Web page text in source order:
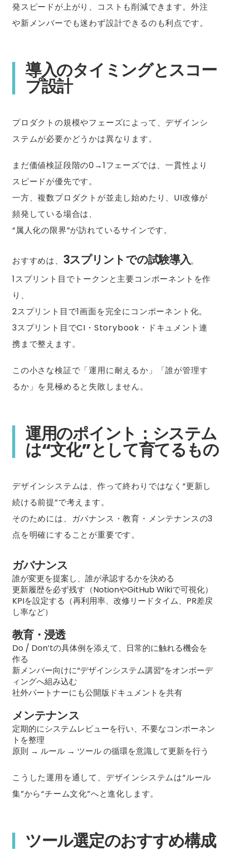
発スピードが上がり、コストも削減できます。外注
や新メンバーでも迷わず設計できるのも利点です。
導入のタイミングとスコー
プ設計
プロダクトの規模やフェーズによって、デザインシ
ステムが必要かどうかは異なります。
まだ価値検証段階の0→1フェーズでは、一貫性より
スピードが優先です。
一方、複数プロダクトが並走し始めたり、UI改修が
頻発している場合は、
“属人化の限界”が訪れているサインです。
おすすめは、 3スプリントでの試験導入。
1スプリント目でトークンと主要コンポーネントを作
り、
2スプリント目で1画面を完全にコンポーネント化。
3スプリント目でCI・Storybook・ドキュメント連
携まで整えます。
この小さな検証で「運用に耐えるか」「誰が管理す
るか」を見極めると失敗しません。
運用のポイント：システム
は“文化”として育てるもの
デザインシステムは、作って終わりではなく“更新し
続ける前提”で考えます。
そのためには、ガバナンス・教育・メンテナンスの3
点を明確にすることが重要です。
ガバナンス
誰が変更を提案し、誰が承認するかを決める
更新履歴を必ず残す（NotionやGitHub Wikiで可視化）
KPIを設定する（再利用率、改修リードタイム、PR差戻
し率など）
教育・浸透
Do / Don’tの具体例を添えて、日常的に触れる機会を
作る
新メンバー向けに“デザインシステム講習”をオンボーデ
ィングへ組み込む
社外パートナーにも公開版ドキュメントを共有
メンテナンス
定期的にシステムレビューを行い、不要なコンポーネン
トを整理
原則 → ルール → ツール の循環を意識して更新を行う
こうした運用を通して、デザインシステムは“ルール
集”から“チーム文化”へと進化します。
ツール選定のおすすめ構成